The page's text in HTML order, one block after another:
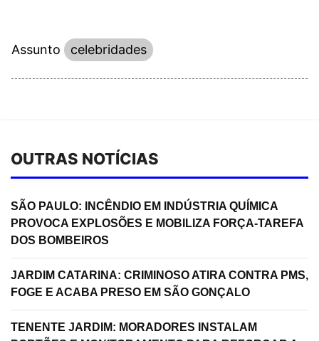
Assunto celebridades
OUTRAS NOTÍCIAS
SÃO PAULO: INCÊNDIO EM INDÚSTRIA QUÍMICA
PROVOCA EXPLOSÕES E MOBILIZA FORÇA-TAREFA
DOS BOMBEIROS
JARDIM CATARINA: CRIMINOSO ATIRA CONTRA PMS,
FOGE E ACABA PRESO EM SÃO GONÇALO
TENENTE JARDIM: MORADORES INSTALAM